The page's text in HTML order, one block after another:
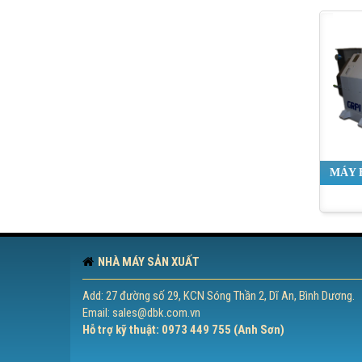
MÁY
NHÀ MÁY SẢN XUẤT
Add: 27 đường số 29, KCN Sóng Thần 2, Dĩ An, Bình Dương.
Email: sales@dbk.com.vn
Hỗ trợ kỹ thuật: 0973 449 755 (Anh Sơn)